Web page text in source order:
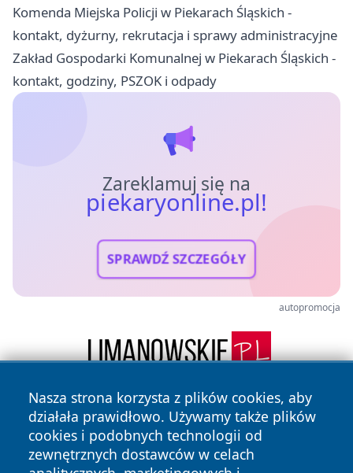
Komenda Miejska Policji w Piekarach Śląskich -
kontakt, dyżurny, rekrutacja i sprawy administracyjne
Zakład Gospodarki Komunalnej w Piekarach Śląskich -
kontakt, godziny, PSZOK i odpady
Zareklamuj się na
piekaryonline.pl!
SPRAWDŹ SZCZEGÓŁY
autopromocja
Nasza strona korzysta z plików cookies, aby
działała prawidłowo. Używamy także plików
cookies i podobnych technologii od
zewnętrznych dostawców w celach